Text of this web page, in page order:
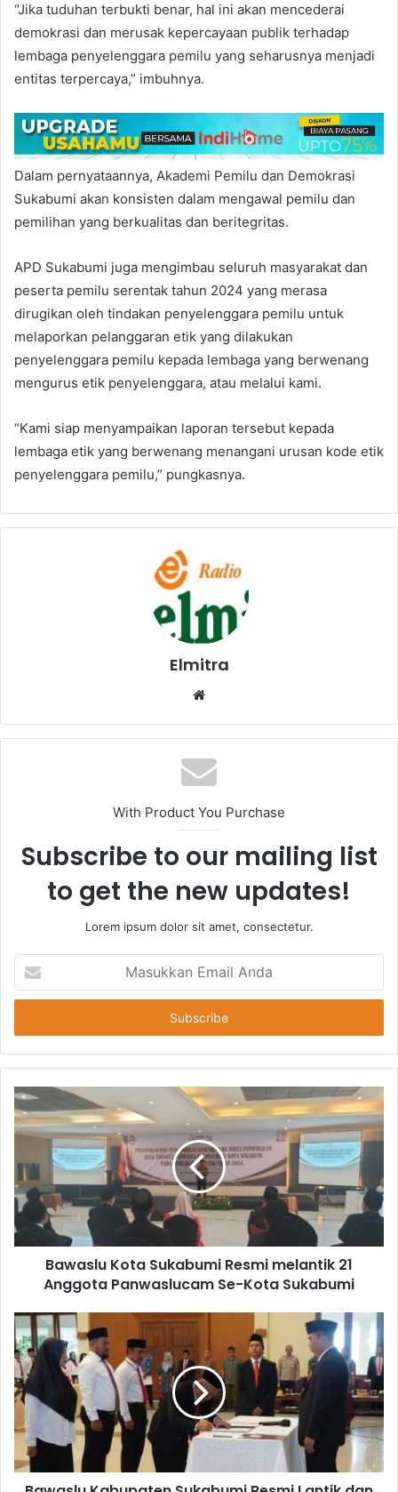
“Jika tuduhan terbukti benar, hal ini akan mencederai
demokrasi dan merusak kepercayaan publik terhadap
lembaga penyelenggara pemilu yang seharusnya menjadi
entitas terpercaya,” imbuhnya.
Dalam pernyataannya, Akademi Pemilu dan Demokrasi
Sukabumi akan konsisten dalam mengawal pemilu dan
pemilihan yang berkualitas dan beritegritas.
APD Sukabumi juga mengimbau seluruh masyarakat dan
peserta pemilu serentak tahun 2024 yang merasa
dirugikan oleh tindakan penyelenggara pemilu untuk
melaporkan pelanggaran etik yang dilakukan
penyelenggara pemilu kepada lembaga yang berwenang
mengurus etik penyelenggara, atau melalui kami.
“Kami siap menyampaikan laporan tersebut kepada
lembaga etik yang berwenang menangani urusan kode etik
penyelenggara pemilu,” pungkasnya.
Elmitra
Website
With Product You Purchase
Subscribe to our mailing list
to get the new updates!
Lorem ipsum dolor sit amet, consectetur.
Email
Anda
Bawaslu Kota Sukabumi Resmi melantik 21
Anggota Panwaslucam Se-Kota Sukabumi